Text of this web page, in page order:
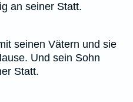
an seiner Statt.
seinen Vätern und sie
Und sein Sohn
Statt.